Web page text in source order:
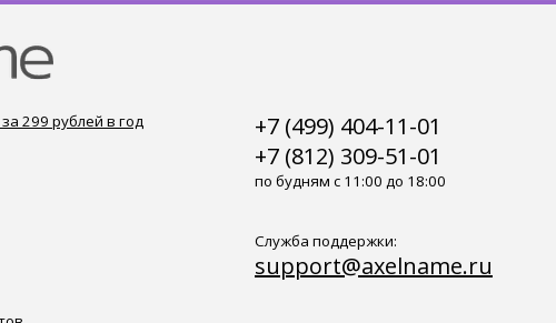
299 рублей в год
+7 (499) 404-11-01
+7 (812) 309-51-01
по будням с 11:00 до 18:00
Служба поддержки:
support@axelname.ru